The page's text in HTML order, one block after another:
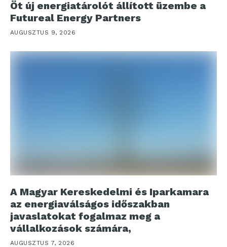
Öt új energiatárolót állított üzembe a
Futureal Energy Partners
AUGUSZTUS 9, 2026
A Magyar Kereskedelmi és Iparkamara
az energiaválságos időszakban
javaslatokat fogalmaz meg a
vállalkozások számára,
AUGUSZTUS 7, 2026